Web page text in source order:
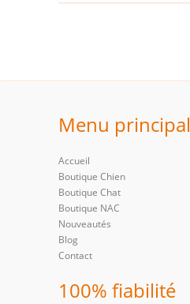
Menu principal
Accueil
Boutique Chien
Boutique Chat
Boutique NAC
Nouveautés
Blog
Contact
100% fiabilité